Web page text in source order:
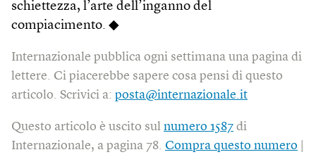
schiettezza, l’arte dell’inganno del
compiacimento. ◆
Internazionale pubblica ogni settimana una pagina di
lettere. Ci piacerebbe sapere cosa pensi di questo
articolo. Scrivici a: posta@internazionale.it
Questo articolo è uscito sul numero 1587 di
Internazionale, a pagina 78. Compra questo numero